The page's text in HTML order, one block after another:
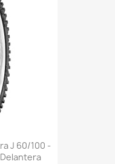
J 60/100 -
Delantera